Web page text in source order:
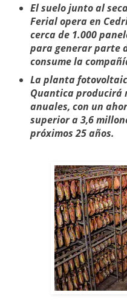
El suelo junto al
Ferial opera en
cerca de 1.000
para generar parte
consume la
La planta
Quantica producirá
anuales, con un
superior a 3,6
próximos 25 años.